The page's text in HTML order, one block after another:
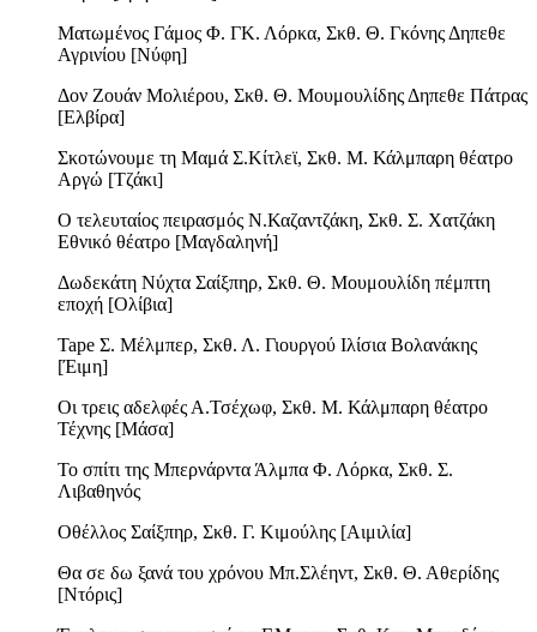
Ματωμένος Γάμος Φ. ΓΚ. Λόρκα, Σκθ. Θ. Γκόνης Δηπεθε
Αγρινίου [Νύφη]
Δον Ζουάν Μολιέρου, Σκθ. Θ. Μουμουλίδης Δηπεθε Πάτρας
[Ελβίρα]
Σκοτώνουμε τη Μαμά Σ.Κίτλεϊ, Σκθ. Μ. Κάλμπαρη θέατρο
Αργώ [Τζάκι]
Ο τελευταίος πειρασμός Ν.Καζαντζάκη, Σκθ. Σ. Χατζάκη
Εθνικό θέατρο [Μαγδαληνή]
Δωδεκάτη Νύχτα Σαίξπηρ, Σκθ. Θ. Μουμουλίδη πέμπτη
εποχή [Ολίβια]
Tape Σ. Μέλμπερ, Σκθ. Λ. Γιουργού Ιλίσια Βολανάκης
[Έιμη]
Οι τρεις αδελφές Α.Τσέχωφ, Σκθ. Μ. Κάλμπαρη θέατρο
Τέχνης [Μάσα]
Το σπίτι της Μπερνάρντα Άλμπα Φ. Λόρκα, Σκθ. Σ.
Λιβαθηνός
Οθέλλος Σαίξπηρ, Σκθ. Γ. Κιμούλης [Αιμιλία]
Θα σε δω ξανά του χρόνου Μπ.Σλέηντ, Σκθ. Θ. Αθερίδης
[Ντόρις]